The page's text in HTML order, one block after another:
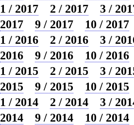
1 / 2017
2 / 2017
3 /
2017
9 / 2017
10 / 2017
1 / 2016
2 / 2016
3 /
2016
9 / 2016
10 / 2016
1 / 2015
2 / 2015
3 /
2015
9 / 2015
10 / 2015
1 / 2014
2 / 2014
3 /
2014
9 / 2014
10 / 2014